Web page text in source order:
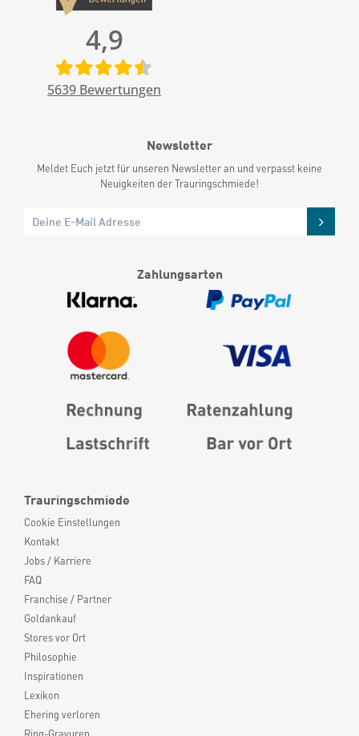
Trauringschmiede
Cookie Einstellungen
Kontakt
Jobs / Karriere
FAQ
Franchise / Partner
Goldankauf
Stores vor Ort
Philosophie
Inspirationen
Lexikon
Ehering verloren
4,9
5639 Bewertungen
Newsletter
Meldet Euch jetzt für unseren Newsletter an und verpasst keine
Neuigkeiten der Trauringschmiede!
Zahlungsarten